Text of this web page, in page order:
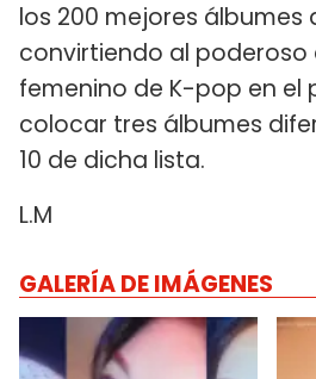
los 200 mejores álbumes
convirtiendo al poderoso
femenino de K-pop en el
colocar tres álbumes
10 de dicha lista.
L.M
GALERÍA DE IMÁGENES